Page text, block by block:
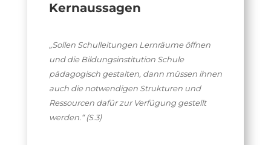
Kernaussagen
„Sollen Schulleitungen Lernräume öffnen
und die Bildungsinstitution Schule
pädagogisch gestalten, dann müssen ihnen
auch die notwendigen Strukturen und
Ressourcen dafür zur Verfügung gestellt
werden.“ (S.3)